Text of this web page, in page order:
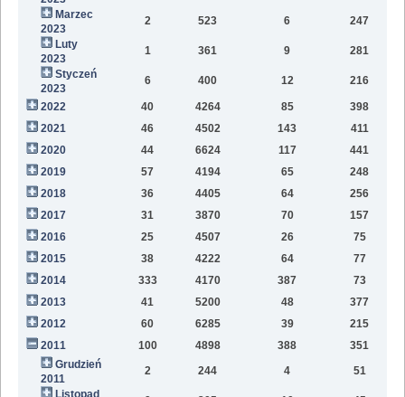
Marzec
2023
2 523 6 247
Luty
2023
1 361 9 281
Styczeń
2023
6 400 12 216
2022 40 4264 85 398
2021
46 4502 143 411
2020
44 6624 117 441
2019
57 4194 65 248
2018
36 4405 64 256
2017
31 3870 70
157
2016
25 4507 26
75
2015
38 4222 64
77
2014
333 4170 387
73
2013
41 5200 48
377
2012
60 6285 39
215
2011
100 4898 388
351
Grudzień
2011
2 244 4
51
Listopad